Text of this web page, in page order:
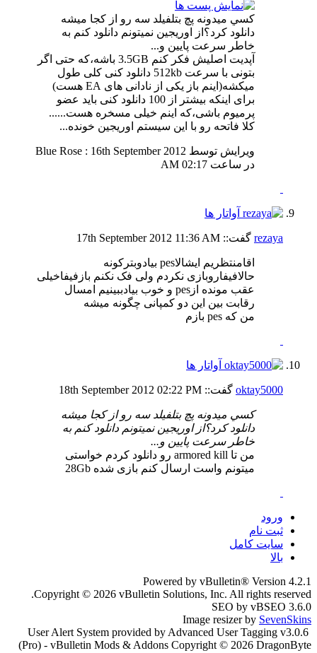
كسي ميدونه پچ بتلفيلد سه رو از كجا ميشه
دانلود كرد؟از اوريجين نميتونم دانلود كنم به
خاطر سرعت پايين و...
آپدیت اصلیش فکر کنم 3.5GB باشه،که حتی اگر
بتونی با سرعت 512kb دانلود کنی کلی طول
میکشه(اینم باز یکی از نادانی های EA هست
)
برای اینکه بیشتر از 100 دانلود کنی باید عضو
پرمیوم باشی،که اینم خیلی مسخره هست......
کلا فاتحه رو با این سیستم اوریجین خونده...
ویرایش توسط Blue Rose : 16th September 2012
در ساعت 02:17 AM
rezaya گفت:: 17th September 2012 11:36 AM
اقامنتظریم ایشالاpes بیادوبترکونه
حالافیفاروبازی نکردم ولی فک نکنم بازفیفاخیلی
عقب مونده ازpes و خوب بیادببینیم امسال
رقابت بین این دو کمپانی چگونه میشه
من که pes بازم
oktay5000 گفت:: 18th September 2012 02:22 PM
كسي ميدونه پچ بتلفيلد سه رو از كجا ميشه
دانلود كرد؟از اوريجين نميتونم دانلود كنم به
خاطر سرعت پايين و...
من تا armored kill رو دانلود کردم خواستی
میتونم واست ارسال کنم بازی شده 28Gb
ورود
ثبت نام
سایت کامل
بالا
Powered by vBulletin® Version 4.2.1
Copyright © 2026 vBulletin Solutions, Inc. All rights reserved.
SEO by vBSEO 3.6.0
Image resizer by SevenSkins
User Alert System provided by Advanced User Tagging v3.0.6
(Pro) - vBulletin Mods & Addons Copyright © 2026 DragonByte